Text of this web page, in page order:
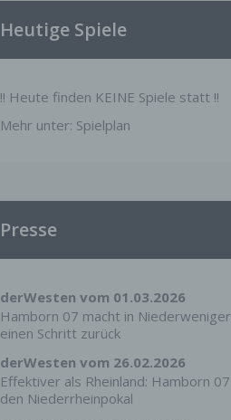
Heutige Spiele
!! Heute finden KEINE Spiele statt !!
Mehr unter: Spielplan
Presse
derWesten vom 01.03.2026
Hamborn 07 macht in
einen Schritt zurück
derWesten vom 26.02.2026
Effektiver als Rheinland: Hamborn
den Niederrheinpokal